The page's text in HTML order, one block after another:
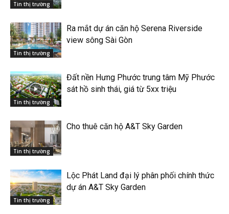
Tin thị trường
Tin thị trường
Ra mắt dự án căn hộ Serena Riverside
view sông Sài Gòn
Tin thị trường
Đất nền Hưng Phước trung tâm Mỹ Phước
sát hồ sinh thái, giá từ 5xx triệu
Tin thị trường
Cho thuê căn hộ A&T Sky Garden
Tin thị trường
Lộc Phát Land đại lý phân phối chính thức
dự án A&T Sky Garden